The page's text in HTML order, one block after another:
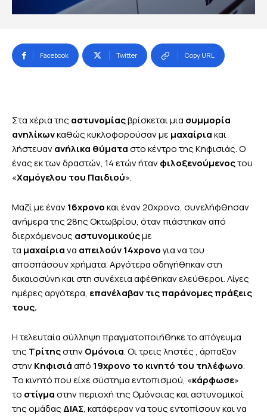
Facebook Twitter Copy URL
Στα χέρια της αστυνομίαςβρίσκεται μια συμμορία
ανηλίκωνκαθώς κυκλοφορούσαν με μαχαίριακαι
λήστευανανήλικα θύματαστο κέντρο της Κηφισιάς. Ο
ένας εκ των δραστών, 14 ετών ήτανφιλοξενούμενοςτου
«Χαμόγελου του Παιδιού».
Μαζί με έναν16χρονοκαι έναν 20χρονο, συνελήφθησαν
ανήμερα της 28ης Οκτωβρίου, όταν πιάστηκαν από
διερχόμενους αστυνομικούςμε
τα μαχαίριανα απειλούν 14χρονογια να του
αποσπάσουν χρήματα. Αργότερα οδηγήθηκαν στη
δικαιοσύνη και στη συνέχεια αφέθηκαν ελεύθεροι. Λίγες
ημέρες αργότερα, επανέλαβαν τις παράνομες πράξεις
τους.
Η τελευταία σύλληψη πραγματοποιήθηκε το απόγευμα
της ΤρίτηςστηνΟμόνοια. Οι τρεις ληστές , άρπαξαν
στηνΚηφισιάαπό 19χρονο το κινητό του τηλέφωνο.
Το κινητό που είχε σύστημα εντοπισμού, «κάρφωσε»
το στίγμαστην περιοχή της Ομόνοιας και αστυνομικοί
της ομάδαςΔΙΑΣ, κατάφεραν να τους εντοπίσουν και να